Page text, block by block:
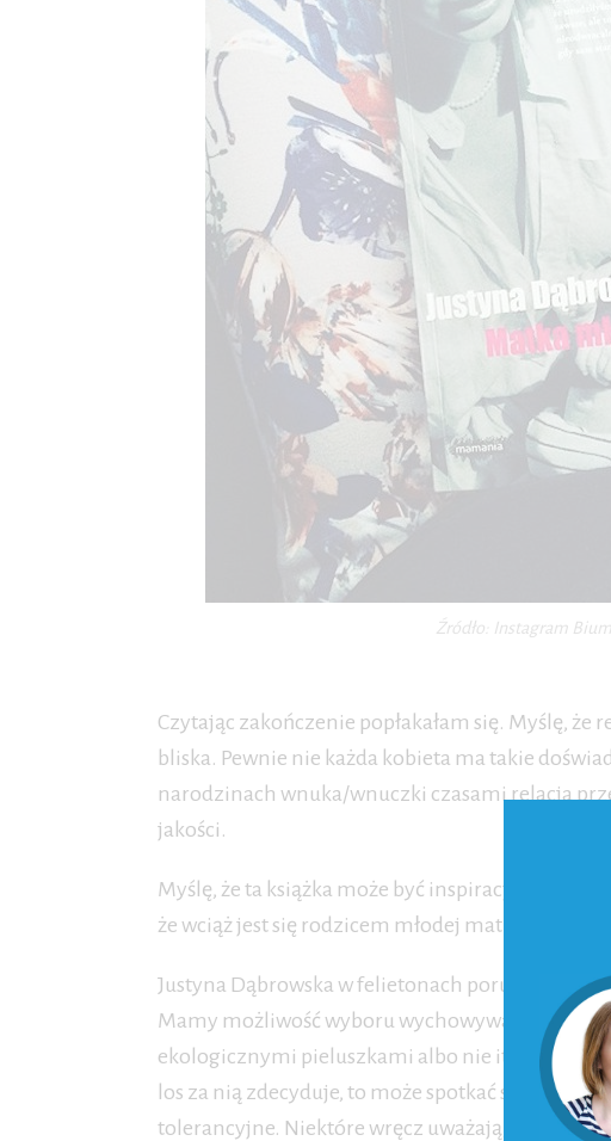
Źródło: Instagram
Czytając zakończenie popłakałam się. Myślę,
bliska. Pewnie nie każda kobieta ma takie
narodzinach wnuka/wnuczki czasami relacja
jakości.
Myślę, że ta książka może być inspiracją dla
że wciąż jest się rodzicem młodej matki. Żeby
Justyna Dąbrowska w felietonach porusza też
Mamy możliwość wyboru wychowywania dzieci
ekologicznymi pieluszkami albo nie itd. Chodzi
los za nią zdecyduje, to może spotkać się z falą
tolerancyjne. Niektóre wręcz uważają, że tylko